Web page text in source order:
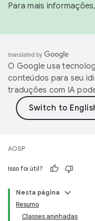
Para mais
O Google usa
conteúdos para seu
traduções com IA
AOSP
Isso foi útil?
Nesta página
Resumo
Classes aninhadas